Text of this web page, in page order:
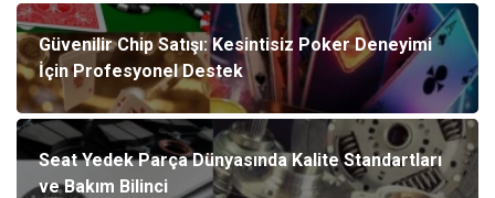
Güvenilir Chip Satışı: Kesintisiz Poker Deneyimi
İçin Profesyonel Destek
Seat Yedek Parça Dünyasında Kalite Standartları
ve Bakım Bilinci